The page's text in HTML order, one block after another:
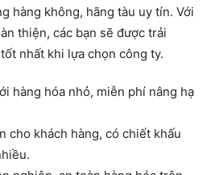
hàng không, hãng tàu uy tín. Với
thiện, các bạn sẽ được trải
nhất khi lựa chọn công ty.
hàng hóa nhỏ, miễn phí nâng hạ
cho khách hàng, có chiết khấu